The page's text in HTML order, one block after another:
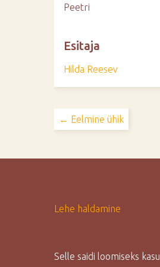
Peetri
Esitaja
Hilda Reesev
← Eelmine ühik
Lehe haldamine
Selle saidi loomiseks